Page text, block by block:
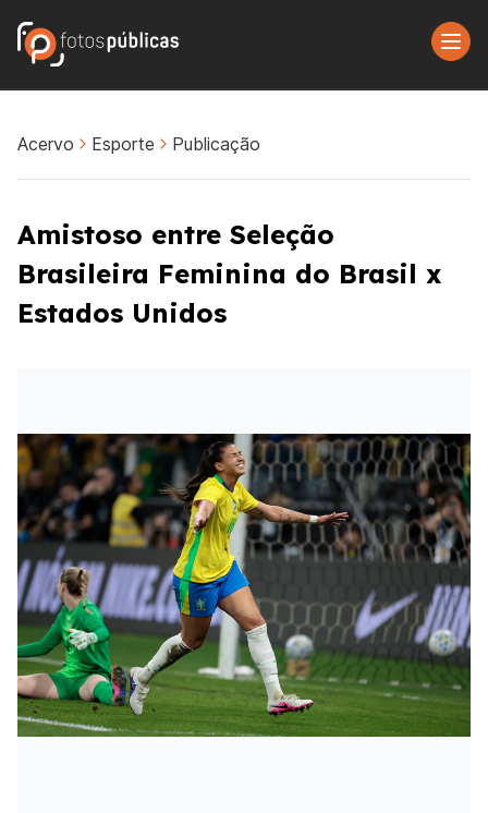
Acervo Esporte Publicação
Amistoso entre Seleção
Brasileira Feminina do Brasil x
Estados Unidos